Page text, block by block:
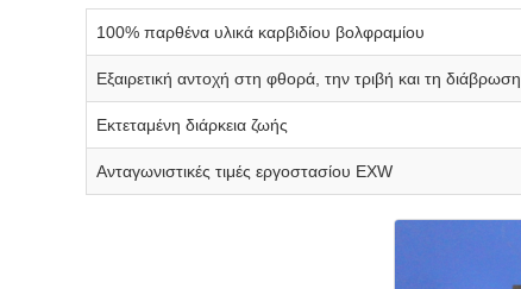
100% παρθένα υλικά καρβιδίου βολφραμίου
Εξαιρετική αντοχή στη φθορά, την τριβή και τη διάβρωση
Εκτεταμένη διάρκεια ζωής
Ανταγωνιστικές τιμές εργοστασίου EXW